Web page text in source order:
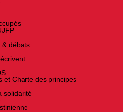
& débats
et Charte des principes
solidarité